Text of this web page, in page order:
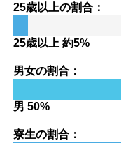
25歳以上の割合：
25歳以上 約5%
男女の割合：
男 50%
寮生の割合：